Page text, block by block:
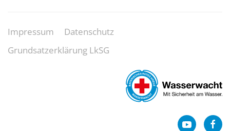
Impressum
Datenschutz
Grundsatzerklärung LkSG